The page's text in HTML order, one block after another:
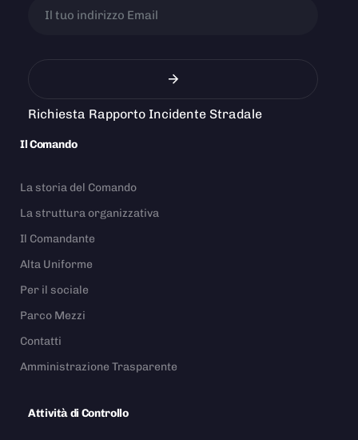
Richiesta Rapporto Incidente Stradale
Il Comando
La storia del Comando
La struttura organizzativa
Il Comandante
Alta Uniforme
Per il sociale
Parco Mezzi
Contatti
Amministrazione Trasparente
Attività di Controllo